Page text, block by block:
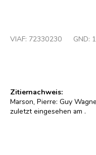
VIAF: 72330230 GND:
Zitiernachweis:
Marson, Pierre: Guy
zuletzt eingesehen am .